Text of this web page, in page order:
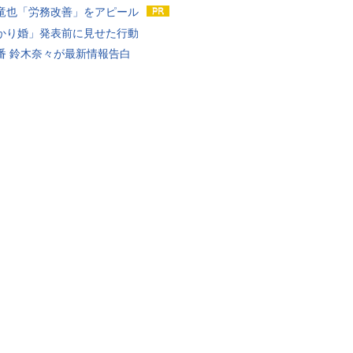
也「労務改善」をアピール
り婚」発表前に見せた行動
鈴木奈々が最新情報告白